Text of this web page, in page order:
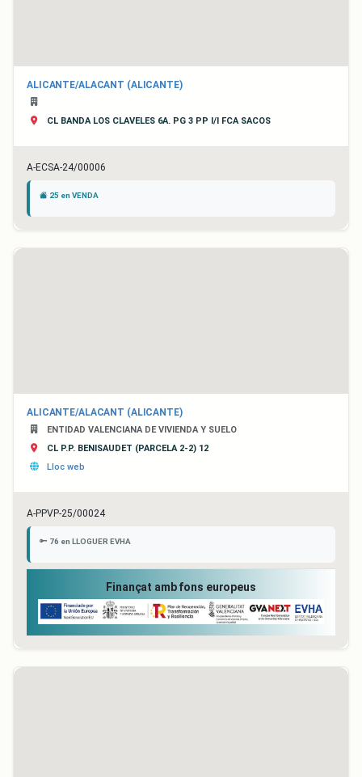
ALICANTE/ALACANT (ALICANTE)
CL BANDA LOS CLAVELES 6A. PG 3 PP I/I FCA SACOS
A-ECSA-24/00006
25 en VENDA
ALICANTE/ALACANT (ALICANTE)
ENTIDAD VALENCIANA DE VIVIENDA Y SUELO
CL P.P. BENISAUDET (PARCELA 2-2) 12
Lloc web
A-PPVP-25/00024
76 en LLOGUER EVHA
Finançat amb fons europeus